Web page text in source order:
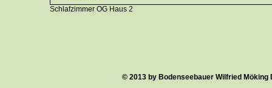
Schlafzimmer OG Haus 2
© 2013 by Bodenseebauer Wilfried Möking